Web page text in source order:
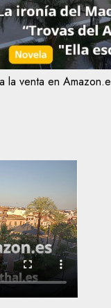
la venta en